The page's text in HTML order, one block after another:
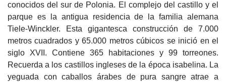
conocidos del sur de Polonia. El complejo del castillo y el
parque es la antigua residencia de la familia alemana
Tiele-Winckler. Esta gigantesca construcción de 7.000
metros cuadrados y 65.000 metros cúbicos se inició en el
siglo XVII. Contiene 365 habitaciones y 99 torreones.
Recuerda a los castillos ingleses de la época isabelina. La
yeguada con caballos árabes de pura sangre atrae a